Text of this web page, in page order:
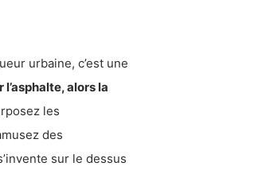
urbaine, c’est une
alors la
les
des
sur le dessus